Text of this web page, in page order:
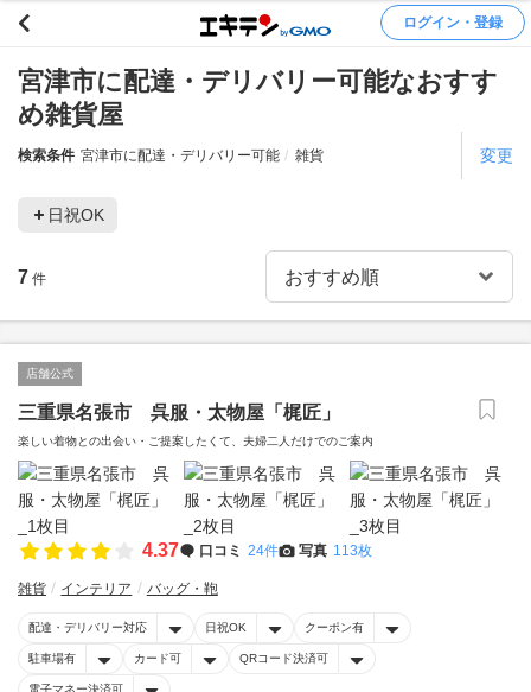
ログイン・登録
宮津市に配達・デリバリー可能なおすす
め雑貨屋
検索条件 宮津市に配達・デリバリー可能 雑貨 変更
日祝OK
7 件
店舗公式
三重県名張市 呉服・太物屋「梶匠」
楽しい着物との出会い・ご提案したくて、夫婦二人だけでのご案内
4.37 口コミ 24件 写真 113枚
雑貨 インテリア バッグ・鞄
配達・デリバリー対応 日祝OK クーポン有
駐車場有 カード可 QRコード決済可
電子マネー決済可